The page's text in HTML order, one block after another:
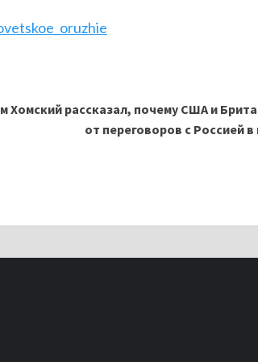
Хомский рассказал, почему США и
от переговоров с Россией в